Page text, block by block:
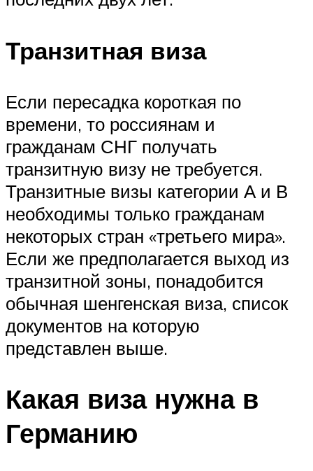
Транзитная виза
Если пересадка короткая по
времени, то россиянам и
гражданам СНГ получать
транзитную визу не требуется.
Транзитные визы категории А и В
необходимы только гражданам
некоторых стран «третьего мира».
Если же предполагается выход из
транзитной зоны, понадобится
обычная шенгенская виза, список
документов на которую
представлен выше.
Какая виза нужна в
Германию